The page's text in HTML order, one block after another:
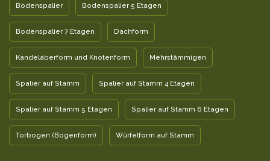
Bodenspalier Bodenspalier 5 Etagen
Bodenspalier 7 Etagen Dachform
Kandelaberform und Knotenform Mehrstämmigen
Spalier auf Stamm Spalier auf Stamm 4 Etagen
Spalier auf Stamm 5 Etagen Spalier auf Stamm 6 Etagen
Torbogen (Bogenform) Würfelform auf Stamm